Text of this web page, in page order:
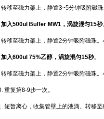
转移至磁力架上，静置3~5分钟吸附磁
加入500ul Buffer MW1 ，涡旋混匀15秒
转移至磁力架上，静置2分钟吸附磁珠
加入600ul 75%乙醇，涡旋混匀15秒。
转移至磁力架上，静置2分钟吸附磁珠
重复第8-9步一次。
短暂离心，收集管壁上的液滴。转移至